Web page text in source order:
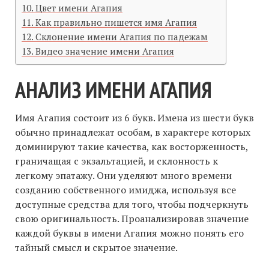
Цвет имени Агапия
Как правильно пишется имя Агапия
Склонение имени Агапия по падежам
Видео значение имени Агапия
АНАЛИЗ ИМЕНИ АГАПИЯ
Имя Агапия состоит из 6 букв. Имена из шести букв
обычно принадлежат особам, в характере которых
доминируют такие качества, как восторженность,
граничащая с экзальтацией, и склонность к
легкому эпатажу. Они уделяют много времени
созданию собственного имиджа, используя все
доступные средства для того, чтобы подчеркнуть
свою оригинальность. Проанализировав значение
каждой буквы в имени Агапия можно понять его
тайный смысл и скрытое значение.